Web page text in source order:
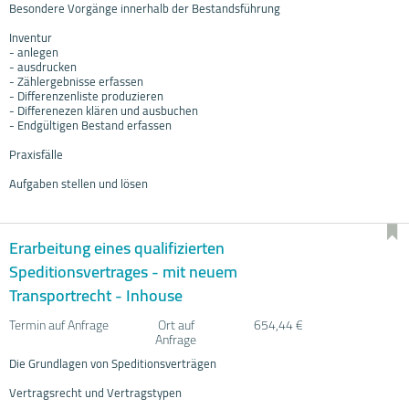
Besondere Vorgänge innerhalb der Bestandsführung
Inventur
- anlegen
- ausdrucken
- Zählergebnisse erfassen
- Differenzenliste produzieren
- Differenezen klären und ausbuchen
- Endgültigen Bestand erfassen
Praxisfälle
Aufgaben stellen und lösen
Erarbeitung eines qualifizierten
Speditionsvertrages - mit neuem
Transportrecht - Inhouse
Termin auf Anfrage Ort auf
Anfrage
654,44 €
Die Grundlagen von Speditionsverträgen
Vertragsrecht und Vertragstypen